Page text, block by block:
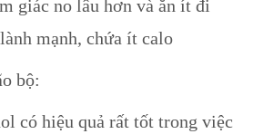
giác no lâu hơn và ăn ít đi
mạnh, chứa ít calo
bộ:
có hiệu quả rất tốt trong việc